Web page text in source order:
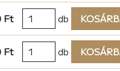
Ft db
Ft db